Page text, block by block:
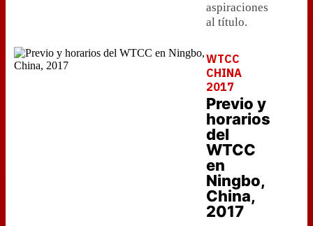
aspiraciones
al título.
WTCC
CHINA
2017
Previo y
horarios
del
WTCC
en
Ningbo,
China,
2017